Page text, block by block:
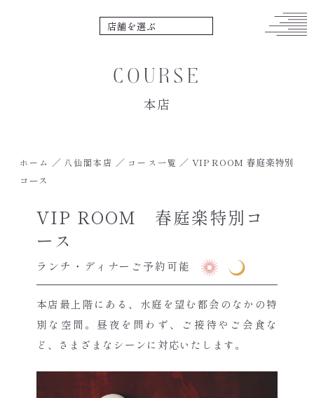
COURSE
本店
ホーム ／ 八仙閣本店 ／ コース一覧 ／ VIP ROOM 春庭楽特別
コース
VIP ROOM 春庭楽特別コ
ース
ランチ・ディナーご予約可能
本店最上階にある、水庭を望む都会のなかの特
別な空間。昼夜を問わず、ご接待やご会食な
ど、さまざまなシーンに対応いたします。